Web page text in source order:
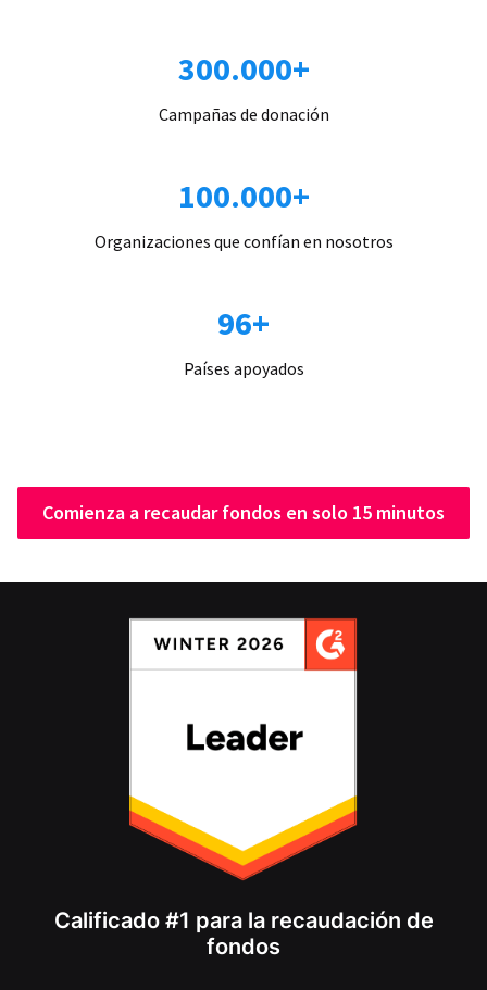
300.000+
Campañas de donación
100.000+
Organizaciones que confían en nosotros
96+
Países apoyados
Comienza a recaudar fondos en solo 15 minutos
Calificado #1 para la recaudación de
fondos